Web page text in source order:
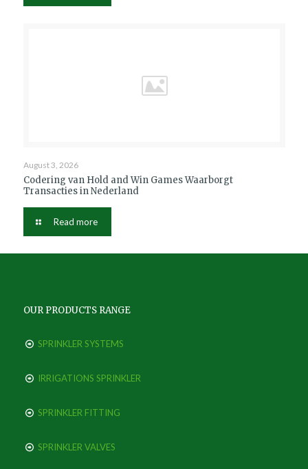
August 3, 2026
Codering van Hold and Win Games Waarborgt
Transacties in Nederland
Read more
OUR PRODUCTS RANGE
SPRINKLER SYSTEMS
IRRIGATIONS SPRINKLER
SPRINKLER FITTING
SPRINKLER VALVES